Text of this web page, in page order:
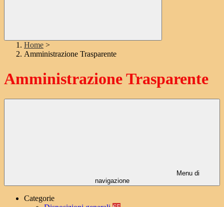
Home >
Amministrazione Trasparente
Amministrazione Trasparente
Menu di
navigazione
Categorie